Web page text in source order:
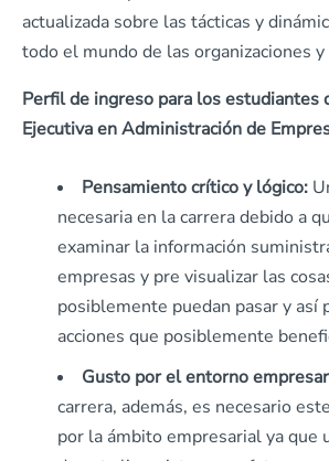
actualizada sobre las tácticas y
todo el mundo de las organizaciones
Perfil de ingreso para los estudiantes
Ejecutiva en Administración de
Pensamiento crítico y lógico:
necesaria en la carrera debido a
examinar la información
empresas y pre visualizar las
posiblemente puedan pasar y así
acciones que posiblemente
Gusto por el entorno
carrera, además, es necesario
por la ámbito empresarial ya que